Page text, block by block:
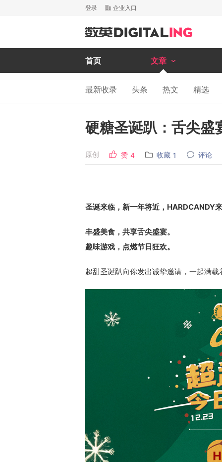
登录 企业入口
首页 文章
最新收录 头条 热文 精选
硬糖圣诞趴：舌尖盛
原创 赞 4 收藏 1 评论
圣诞来临，新一年将近，HARDCANDY
丰盛美食，共享舌尖盛宴。
趣味游戏，点燃节日狂欢。
超甜圣诞趴向你发出诚挚邀请，一起满